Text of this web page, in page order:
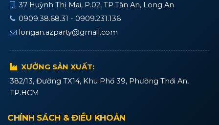
37 Huỳnh Thị Mai, P.02, TP.Tân An, Long An
0909.38.68.31 - 0909.231.136
longan.azparty@gmail.com
XƯỞNG SẢN XUẤT:
382/13, Đường TX14, Khu Phố 39, Phường Thới An,
TP.HCM
CHÍNH SÁCH & ĐIỀU KHOẢN